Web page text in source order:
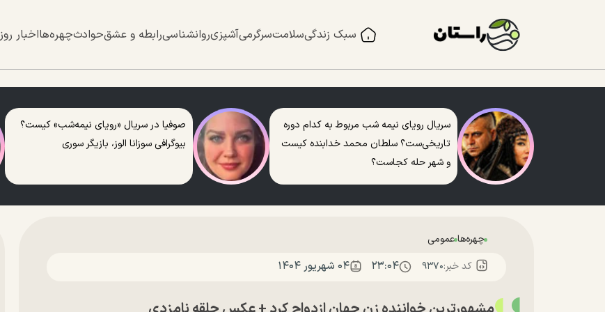
سبک زندگیسلامتسرگرمیآشپزیروانشناسیرابطه و عشقحوادثچهره‌هااخبار روز
سریال رویای نیمه شب مربوط به کدام دوره
تاریخی‌ست؟ سلطان محمد خدابنده کیست
و شهر حله کجاست؟
صوفیا در سریال «رویای نیمه‌شب» کیست؟
بیوگرافی سوزانا الوز، بازیگر سوری
چهره‌هاعمومی
کد خبر:۹۳۷۰ ۲۳:۰۴ ۰۴ شهريور ۱۴۰۴